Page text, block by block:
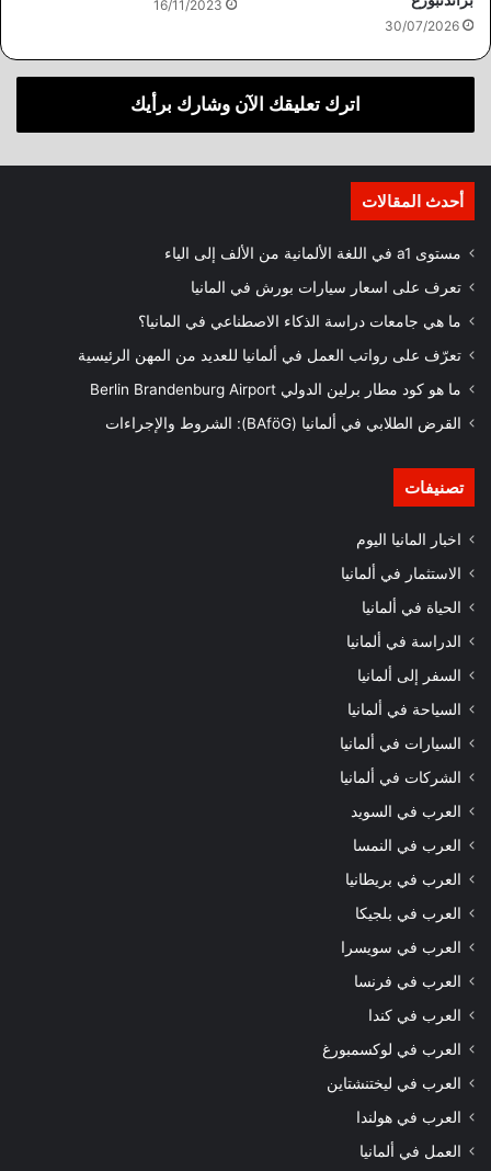
30/07/2026
16/11/2023
اترك تعليقك الآن وشارك برأيك
أحدث المقالات
مستوى a1 في اللغة الألمانية من الألف إلى الياء
تعرف على اسعار سيارات بورش في المانيا
ما هي جامعات دراسة الذكاء الاصطناعي في المانيا؟
تعرّف على رواتب العمل في ألمانيا للعديد من المهن الرئيسية
ما هو كود مطار برلين الدولي Berlin Brandenburg Airport
القرض الطلابي في ألمانيا (BAföG): الشروط والإجراءات
تصنيفات
اخبار المانيا اليوم
الاستثمار في ألمانيا
الحياة في ألمانيا
الدراسة في ألمانيا
السفر إلى ألمانيا
السياحة في ألمانيا
السيارات في ألمانيا
الشركات في ألمانيا
العرب في السويد
العرب في النمسا
العرب في بريطانيا
العرب في بلجيكا
العرب في سويسرا
العرب في فرنسا
العرب في كندا
العرب في لوكسمبورغ
العرب في ليختنشتاين
العرب في هولندا
العمل في ألمانيا